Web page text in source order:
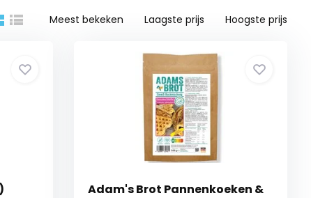
Meest bekeken Laagste prijs Hoogste prijs
Adam's Brot Pannenkoeken &